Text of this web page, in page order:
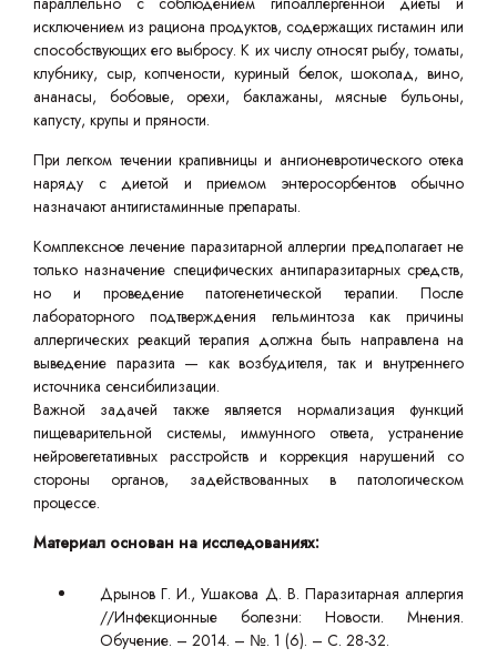
исключением из рациона продуктов, содержащих гистамин или
способствующих его выбросу. К их числу относят рыбу, томаты,
клубнику, сыр, копчености, куриный белок, шоколад, вино,
ананасы, бобовые, орехи, баклажаны, мясные бульоны,
капусту, крупы и пряности.
При легком течении крапивницы и ангионевротического отека
наряду с диетой и приемом энтеросорбентов обычно
назначают антигистаминные препараты.
Комплексное лечение паразитарной аллергии предполагает не
только назначение специфических антипаразитарных средств,
но и проведение патогенетической терапии. После
лабораторного подтверждения гельминтоза как причины
аллергических реакций терапия должна быть направлена на
выведение паразита — как возбудителя, так и внутреннего
источника сенсибилизации.
Важной задачей также является нормализация функций
пищеварительной системы, иммунного ответа, устранение
нейровегетативных расстройств и коррекция нарушений со
стороны органов, задействованных в патологическом
процессе.
Материал основан на исследованиях:
Дрынов Г. И., Ушакова Д. В. Паразитарная аллергия
//Инфекционные болезни: Новости. Мнения.
Обучение. – 2014. – №. 1 (6). – С. 28-32.